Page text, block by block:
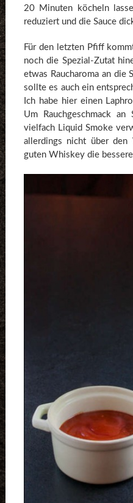
20 Minuten köcheln
reduziert und die Sauce
Für den letzten Pfiff
noch die Spezial-Zutat
etwas Raucharoma an die
sollte es auch ein
Ich habe hier einen
Um Rauchgeschmack
vielfach Liquid Smoke
allerdings nicht über den
guten Whiskey die